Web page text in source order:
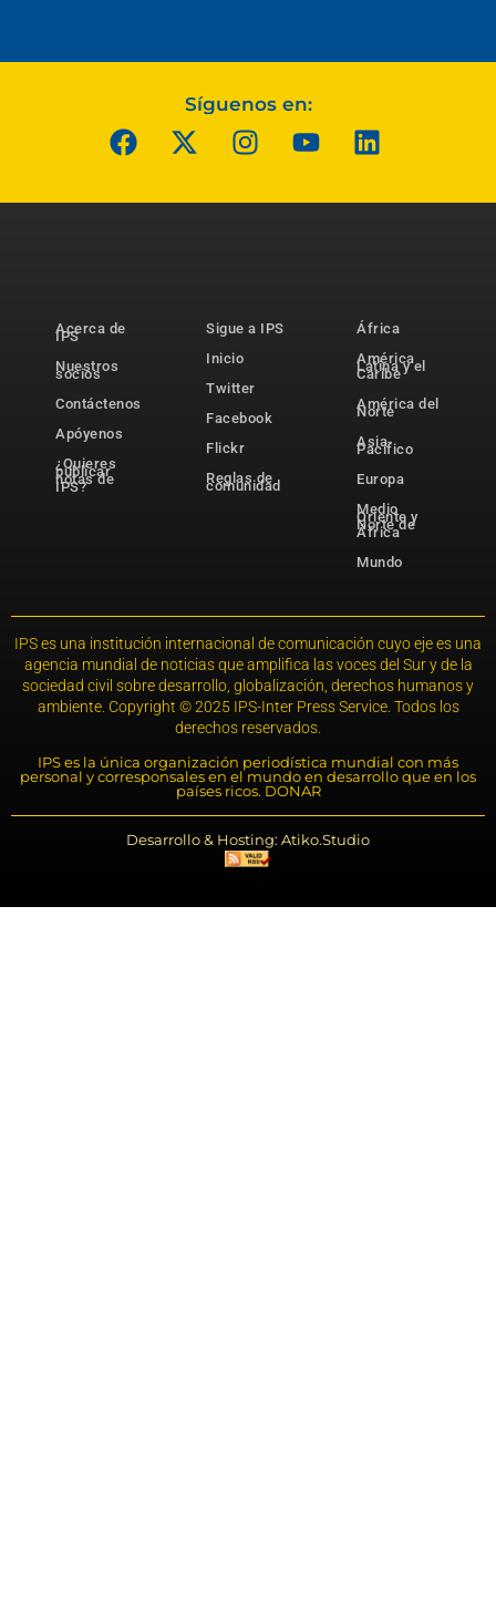
Síguenos en:
Acerca de
IPS
Nuestros
socios
Contáctenos
Apóyenos
¿Quieres
publicar
notas de
IPS?
Sigue a IPS
Inicio
Twitter
Facebook
Flickr
Reglas de
comunidad
África
América
Latina y el
Caribe
América del
Norte
Asia-
Pacífico
Europa
Medio
Oriente y
Norte de
África
Mundo
IPS es una institución internacional de comunicación cuyo eje es una
agencia mundial de noticias que amplifica las voces del Sur y de la
sociedad civil sobre desarrollo, globalización, derechos humanos y
ambiente. Copyright © 2025 IPS-Inter Press Service. Todos los
derechos reservados.
IPS es la única organización periodística mundial con más
personal y corresponsales en el mundo en desarrollo que en los
países ricos. DONAR
Desarrollo & Hosting: Atiko.Studio